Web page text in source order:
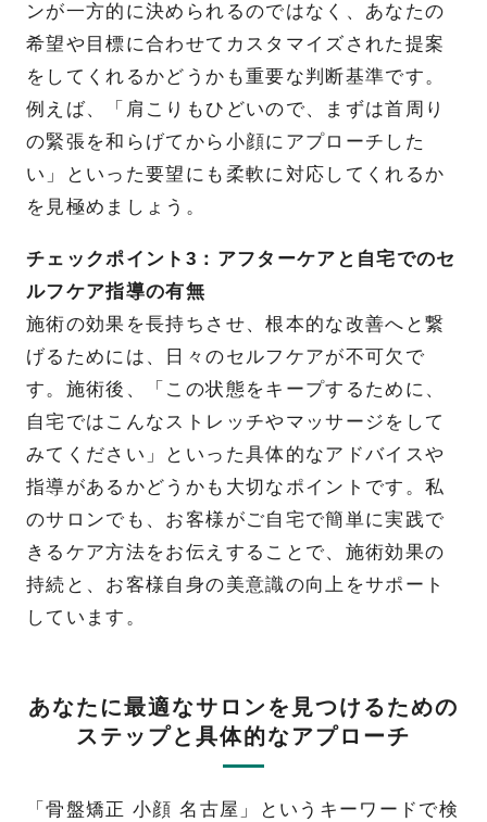
ンが一方的に決められるのではなく、あなたの
希望や目標に合わせてカスタマイズされた提案
をしてくれるかどうかも重要な判断基準です。
例えば、「肩こりもひどいので、まずは首周り
の緊張を和らげてから小顔にアプローチした
い」といった要望にも柔軟に対応してくれるか
を見極めましょう。
チェックポイント3：アフターケアと自宅でのセ
ルフケア指導の有無
施術の効果を長持ちさせ、根本的な改善へと繋
げるためには、日々のセルフケアが不可欠で
す。施術後、「この状態をキープするために、
自宅ではこんなストレッチやマッサージをして
みてください」といった具体的なアドバイスや
指導があるかどうかも大切なポイントです。私
のサロンでも、お客様がご自宅で簡単に実践で
きるケア方法をお伝えすることで、施術効果の
持続と、お客様自身の美意識の向上をサポート
しています。
あなたに最適なサロンを見つけるための
ステップと具体的なアプローチ
「骨盤矯正 小顔 名古屋」というキーワードで検